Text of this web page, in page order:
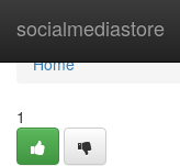
socialmediastore
Home
Home
1